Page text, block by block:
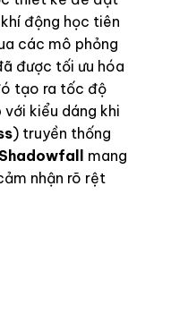
động học tiên
các mô phỏng
được tối ưu hóa
tạo ra tốc độ
với kiểu dáng khi
) truyền thống
mang
nhận rõ rệt